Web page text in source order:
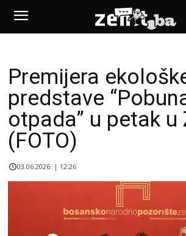
Premijera
predstave
otpada” u petak u
(FOTO)
03.06.2026. | 12:26